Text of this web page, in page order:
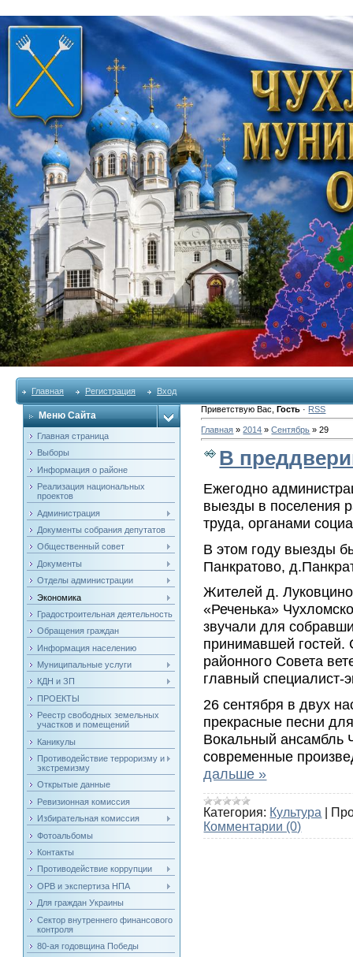
Главная Регистрация Вход
Меню Сайта
Главная страница
Выборы
Информация о районе
Реализация национальных
проектов
Администрация
Документы собрания депутатов
Общественный совет
Документы
Отделы администрации
Экономика
Градостроительная деятельность
Обращения граждан
Информация населению
Муниципальные услуги
КДН и ЗП
ПРОЕКТЫ
Реестр свободных земельных
участков и помещений
Каникулы
Противодействие терроризму и
экстремизму
Открытые данные
Ревизионная комиссия
Избирательная комиссия
Фотоальбомы
Контакты
Противодействие коррупции
ОРВ и экспертиза НПА
Для граждан Украины
Сектор внутреннего финансового
контроля
80-ая годовщина Победы
Приветствую Вас ,Гость · RSS
Главная »2014 » Сентябрь » 29
В
Ежегодно
выезды в поселения
труда, органами
В этом году выезды
Панкратово,
Жителей д.
«Реченька»
звучали для
принимавшей гостей.
районного Совета
главный
26 сентября в двух
прекрасные песни
Вокальный ансамбль
современные
дальше »
Категория: Культура
Комментарии (0)